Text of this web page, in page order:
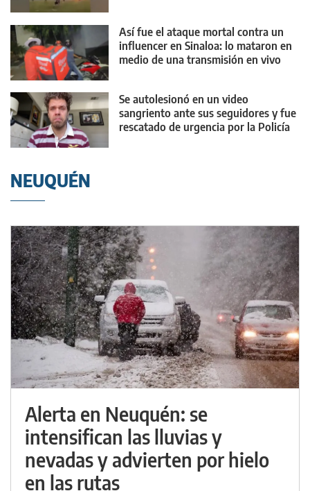
Así fue el ataque mortal contra un
influencer en Sinaloa: lo mataron en
medio de una transmisión en vivo
Se autolesionó en un video
sangriento ante sus seguidores y fue
rescatado de urgencia por la Policía
NEUQUÉN
Alerta en Neuquén: se
intensifican las lluvias y
nevadas y advierten por hielo
en las rutas